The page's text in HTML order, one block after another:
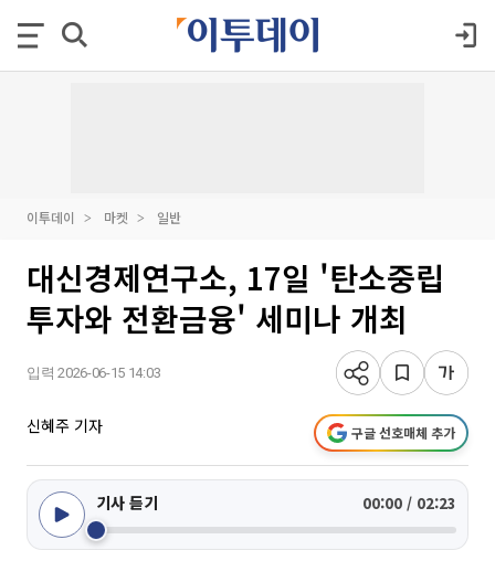
이투데이 마켓 일반
대신경제연구소, 17일 '탄소중립
투자와 전환금융' 세미나 개최
입력 2026-06-15 14:03
신혜주 기자 구글 선호매체 추가
기사 듣기 00:00 / 02:23